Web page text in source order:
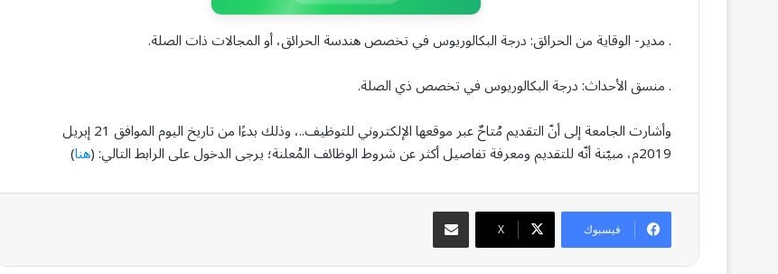
. مدير- الوقاية من الحرائق: درجة البكالوريوس في تخصص هندسة الحرائق، أو المجالات ذات الصلة.
. منسق الأحداث: درجة البكالوريوس في تخصص ذي الصلة.
وأشارت الجامعة إلى أنّ التقديم مُتاحٌ عبر موقعها الإلكتروني للتوظيف..، وذلك بدءًا من تاريخ اليوم الموافق 21 إبريل
2019م، مبيّنة أنّه للتقديم ومعرفة تفاصيل أكثر عن شروط الوظائف المُعلنة؛ يرجى الدخول على الرابط التالي: ( هنا)
فيسبوك ‫X
مشاركة عبر البريد